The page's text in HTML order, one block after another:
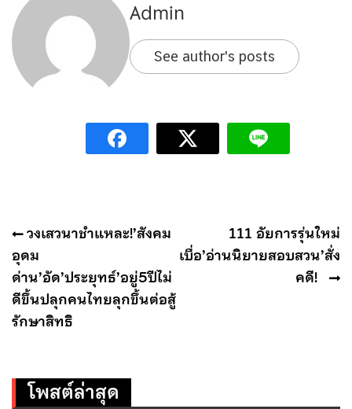
Admin
See author's posts
แนะแนว
เรื่อง
วงเสวนาชำแหละ!’สังคม
อุดม
ด่าน’อัด’ประยุทธ์’อยู่5ปีไม่
ดีขึ้นปลุกคนไทยลุกขึ้นต่อสู้
รักษาสิทธิ
111 อัยการรุ่นใหม่
เบื่อ’อ่านนิยายสอบสวน’สั่ง
คดี!
โพสต์ล่าสุด